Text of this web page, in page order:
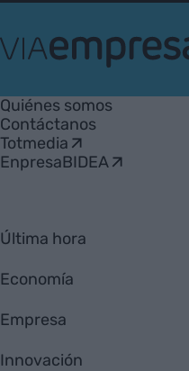
Empresa
Quiénes somos
Contáctanos
Totmedia
EnpresaBIDEA
Última hora
Economía
Empresa
Innovación